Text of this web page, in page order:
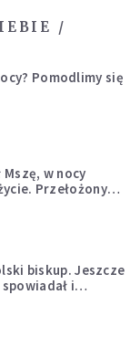
/
Pomodlimy się
w nocy
Przełożony
biskup. Jeszcze
i